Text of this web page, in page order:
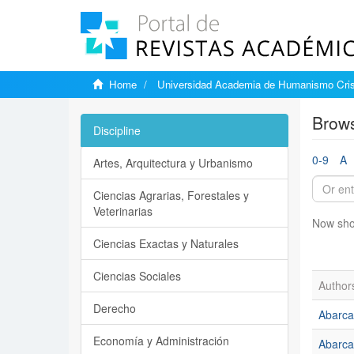
Home Universidad Academia de Humanismo
0-9 A
Now
Discipline
Artes, Arquitectura y Urbanismo
Ciencias Agrarias, Forestales y
Veterinarias
Ciencias Exactas y Naturales
Ciencias Sociales
Derecho
Economía y Administración